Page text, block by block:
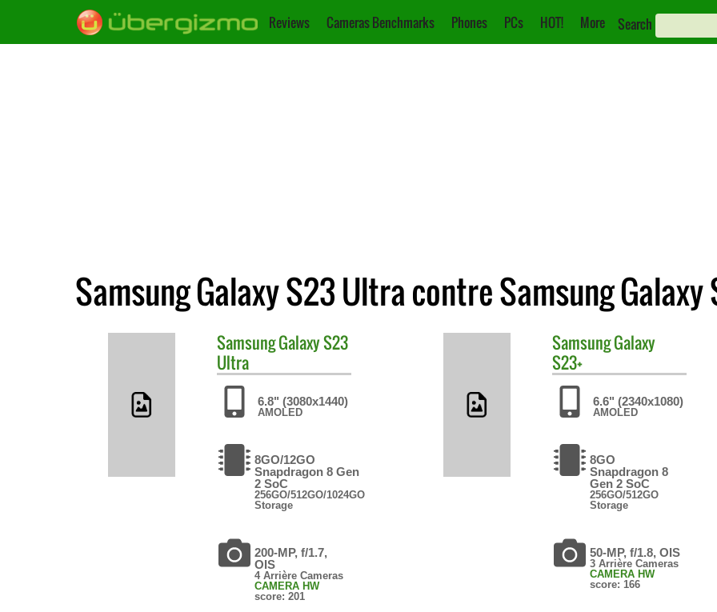
Reviews Cameras Benchmarks Phones PCs HOT! More Search
Samsung Galaxy S23 Ultra contre Samsung Galaxy
SamsungGalaxy S23
Ultra
6.8" (3080x1440)
AMOLED
8GO/12GO
Snapdragon 8 Gen
2 SoC
256GO/512GO/1024GO
Storage
200-MP, f/1.7,
OIS
4 Arrière Cameras
CAMERA HW
score: 201
SamsungGalaxy
S23+
6.6" (2340x1080)
AMOLED
8GO
Snapdragon 8
Gen 2 SoC
256GO/512GO
Storage
50-MP, f/1.8, OIS
3 Arrière Cameras
CAMERA HW
score: 166